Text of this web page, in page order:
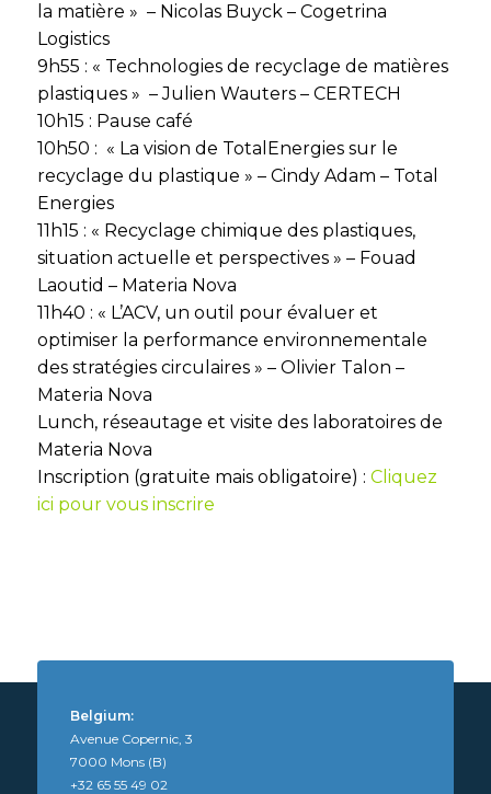
la matière » – Nicolas Buyck – Cogetrina
Logistics
9h55 : « Technologies de recyclage de matières
plastiques » – Julien Wauters – CERTECH
10h15 : Pause café
10h50 : « La vision de TotalEnergies sur le
recyclage du plastique » – Cindy Adam – Total
Energies
11h15 : « Recyclage chimique des plastiques,
situation actuelle et perspectives » – Fouad
Laoutid – Materia Nova
11h40 : « L’ACV, un outil pour évaluer et
optimiser la performance environnementale
des stratégies circulaires » – Olivier Talon –
Materia Nova
Lunch, réseautage et visite des laboratoires de
Materia Nova
Inscription (gratuite mais obligatoire) : Cliquez
ici pour vous inscrire
Belgium:
Avenue Copernic, 3
7000 Mons (B)
+32 65 55 49 02